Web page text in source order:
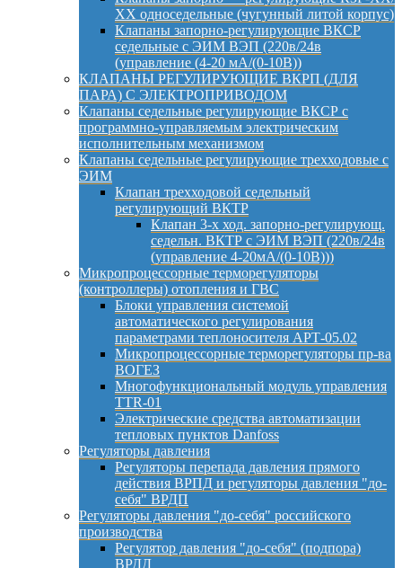
ХХ односедельные (чугунный литой корпус)
Клапаны запорно-регулирующие ВКСР
седельные с ЭИМ ВЭП (220в/24в
(управление (4-20 мА/(0-10В))
КЛАПАНЫ РЕГУЛИРУЮЩИЕ ВКРП (ДЛЯ
ПАРА) С ЭЛЕКТРОПРИВОДОМ
Клапаны седельные регулирующие ВКСР с
программно-управляемым электрическим
исполнительным механизмом
Клапаны седельные регулирующие трехходовые с
ЭИМ
Клапан трехходовой седельный
регулирующий ВКТР
Клапан 3-х ход. запорно-регулирующ.
седельн. ВКТР с ЭИМ ВЭП (220в/24в
(управление 4-20мА/(0-10В)))
Микропроцессорные терморегуляторы
(контроллеры) отопления и ГВС
Блоки управления системой
автоматического регулирования
параметрами теплоносителя АРТ-05.02
Микропроцессорные терморегуляторы пр-ва
ВОГЕЗ
Многофункциональный модуль управления
TTR-01
Электрические средства автоматизации
тепловых пунктов Danfoss
Регуляторы давления
Регуляторы перепада давления прямого
действия ВРПД и регуляторы давления "до-
себя" ВРДП
Регуляторы давления "до-себя" российского
производства
Регулятор давления "до-себя" (подпора)
ВРДД